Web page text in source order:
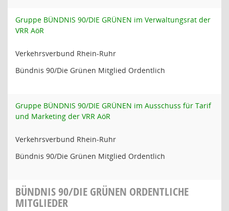
Gruppe BÜNDNIS 90/DIE GRÜNEN im Verwaltungsrat der
VRR AöR
Verkehrsverbund Rhein-Ruhr
Bündnis 90/Die Grünen Mitglied Ordentlich
Gruppe BÜNDNIS 90/DIE GRÜNEN im Ausschuss für Tarif
und Marketing der VRR AöR
Verkehrsverbund Rhein-Ruhr
Bündnis 90/Die Grünen Mitglied Ordentlich
BÜNDNIS 90/DIE GRÜNEN ORDENTLICHE
MITGLIEDER